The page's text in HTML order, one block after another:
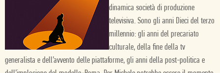
dinamica società di produzione
televisiva. Sono gli anni Dieci del terzo
millennio: gli anni del precariato
culturale, della fine della tv
generalista e dell’avvento delle piattaforme, gli anni della post-politica e